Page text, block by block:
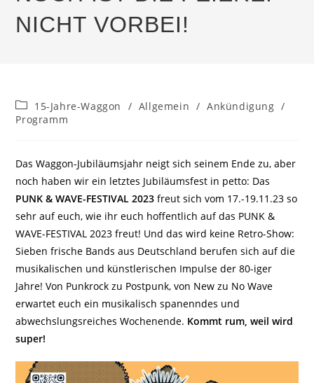
NICHT VORBEI!
Beitrags-
Kategorie:
15-Jahre-Waggon / Allgemein / Ankündigung /
Programm
Das Waggon-Jubiläumsjahr neigt sich seinem Ende zu, aber
noch haben wir ein letztes Jubiläumsfest in petto: Das
PUNK & WAVE-FESTIVAL 2023freut sich vom 17.-19.11.23 so
sehr auf euch, wie ihr euch hoffentlich auf das PUNK &
WAVE-FESTIVAL 2023 freut! Und das wird keine Retro-Show:
Sieben frische Bands aus Deutschland berufen sich auf die
musikalischen und künstlerischen Impulse der 80-iger
Jahre! Von Punkrock zu Postpunk, von New zu No Wave
erwartet euch ein musikalisch spanenndes und
abwechslungsreiches Wochenende. Kommt rum, weil wird
super!